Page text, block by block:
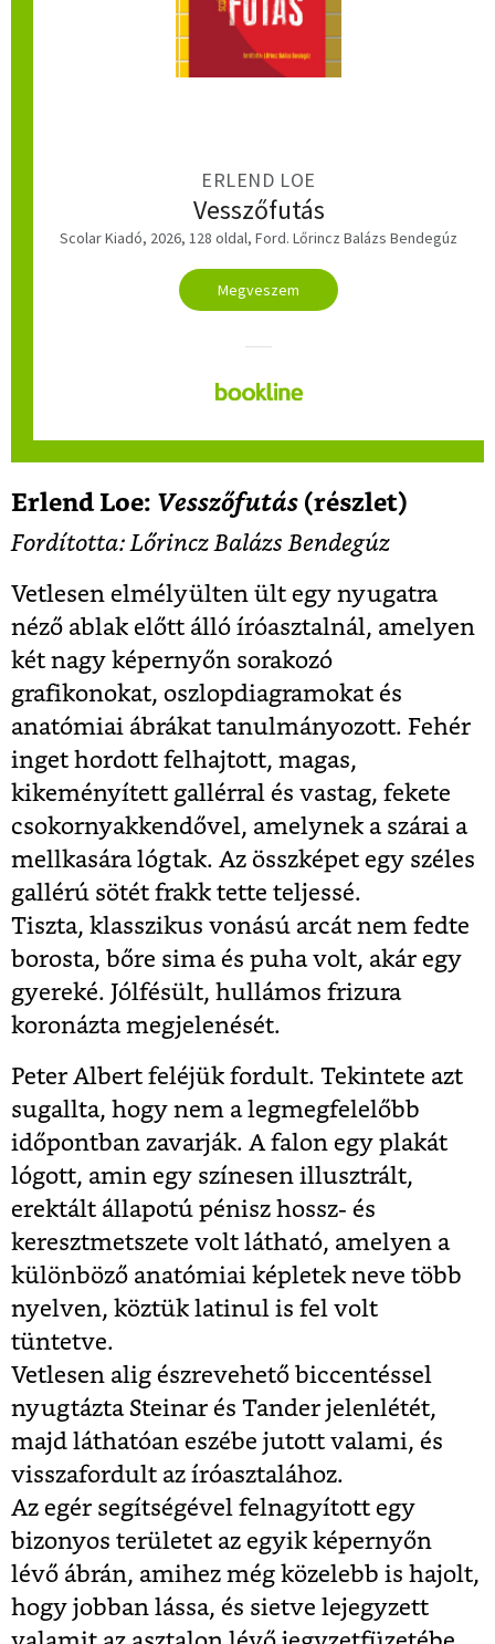
ERLEND LOE
Vesszőfutás
Scolar Kiadó, 2026, 128 oldal, Ford. Lőrincz Balázs Bendegúz
Megveszem
Erlend Loe: Vesszőfutás (részlet)
Fordította: Lőrincz Balázs Bendegúz
Vetlesen elmélyülten ült egy nyugatra
néző ablak előtt álló íróasztalnál, amelyen
két nagy képernyőn sorakozó
grafikonokat, oszlopdiagramokat és
anatómiai ábrákat tanulmányozott. Fehér
inget hordott felhajtott, magas,
kikeményített gallérral és vastag, fekete
csokornyakkendővel, amelynek a szárai a
mellkasára lógtak. Az összképet egy széles
gallérú sötét frakk tette teljessé.
Tiszta, klasszikus vonású arcát nem fedte
borosta, bőre sima és puha volt, akár egy
gyereké. Jólfésült, hullámos frizura
koronázta megjelenését.
Peter Albert feléjük fordult. Tekintete azt
sugallta, hogy nem a legmegfelelőbb
időpontban zavarják. A falon egy plakát
lógott, amin egy színesen illusztrált,
erektált állapotú pénisz hossz- és
keresztmetszete volt látható, amelyen a
különböző anatómiai képletek neve több
nyelven, köztük latinul is fel volt
tüntetve.
Vetlesen alig észrevehető biccentéssel
nyugtázta Steinar és Tander jelenlétét,
majd láthatóan eszébe jutott valami, és
visszafordult az íróasztalához.
Az egér segítségével felnagyított egy
bizonyos területet az egyik képernyőn
lévő ábrán, amihez még közelebb is hajolt,
hogy jobban lássa, és sietve lejegyzett